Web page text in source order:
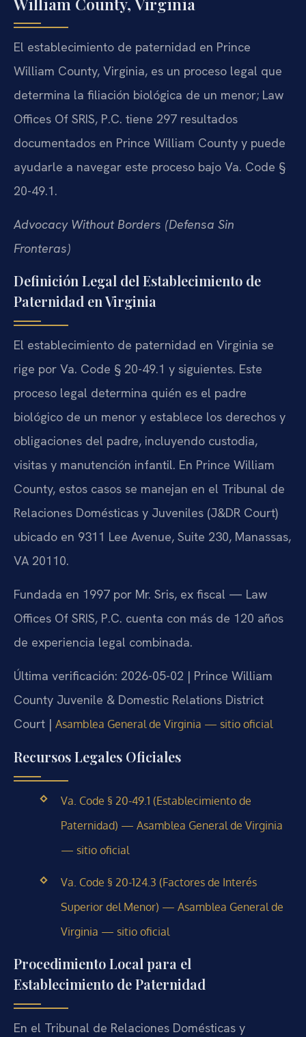
El establecimiento de paternidad en Prince
William County, Virginia, es un proceso legal que
determina la filiación biológica de un menor; Law
Offices Of SRIS, P.C. tiene 297 resultados
documentados en Prince William County y puede
ayudarle a navegar este proceso bajo Va. Code §
20-49.1.
Advocacy Without Borders (Defensa Sin
Fronteras)
Definición Legal del Establecimiento de
Paternidad en Virginia
El establecimiento de paternidad en Virginia se
rige por Va. Code § 20-49.1 y siguientes. Este
proceso legal determina quién es el padre
biológico de un menor y establece los derechos y
obligaciones del padre, incluyendo custodia,
visitas y manutención infantil. En Prince William
County, estos casos se manejan en el Tribunal de
Relaciones Domésticas y Juveniles (J&DR Court)
ubicado en 9311 Lee Avenue, Suite 230, Manassas,
VA 20110.
Fundada en 1997 por Mr. Sris, ex fiscal — Law
Offices Of SRIS, P.C. cuenta con más de 120 años
de experiencia legal combinada.
Última verificación: 2026-05-02 | Prince William
County Juvenile & Domestic Relations District
Court | Asamblea General de Virginia — sitio oficial
Recursos Legales Oficiales
Va. Code § 20-49.1 (Establecimiento de
Paternidad) — Asamblea General de Virginia
— sitio oficial
Va. Code § 20-124.3 (Factores de Interés
Superior del Menor) — Asamblea General de
Virginia — sitio oficial
Procedimiento Local para el
Establecimiento de Paternidad
En el Tribunal de Relaciones Domésticas y